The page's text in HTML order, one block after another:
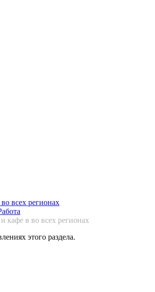
всех регионах
кафе в во всех регионах
этого раздела.